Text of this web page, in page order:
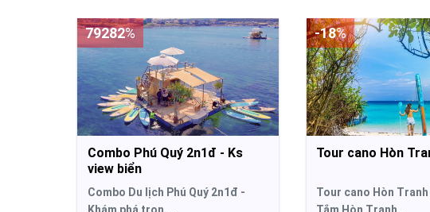
79282%
Combo Phú Quý 2n1đ - Ks
view biển
Combo Du lịch Phú Quý 2n1đ -
-18%
Tour cano Hòn
Tour cano Hòn Tranh